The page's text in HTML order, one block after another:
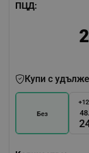
ПЦД:
Купи с
Без